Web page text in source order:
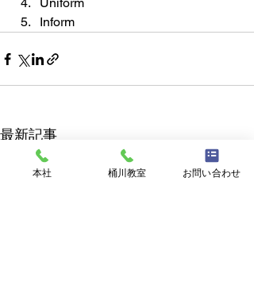
Inform
最新記事
本社 桶川教室 お問い合わせ